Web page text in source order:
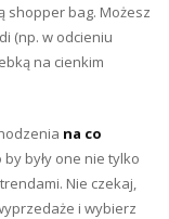
shopper bag. Możesz
(np. w odcieniu
na cienkim
na co
były one nie tylko
Nie czekaj,
i wybierz